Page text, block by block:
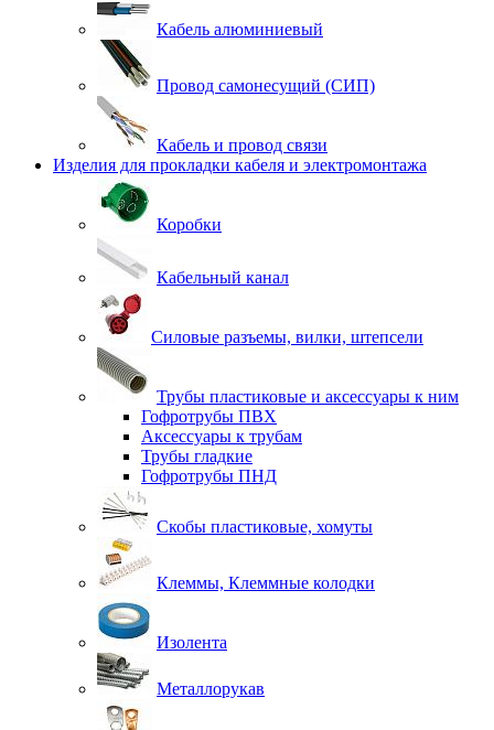
Кабель алюминиевый
Провод самонесущий (СИП)
Кабель и провод связи
Изделия для прокладки кабеля и электромонтажа
Коробки
Кабельный канал
Силовые разъемы, вилки, штепсели
Трубы пластиковые и аксессуары к ним
Гофротрубы ПВХ
Аксессуары к трубам
Трубы гладкие
Гофротрубы ПНД
Скобы пластиковые, хомуты
Клеммы, Клеммные колодки
Изолента
Металлорукав